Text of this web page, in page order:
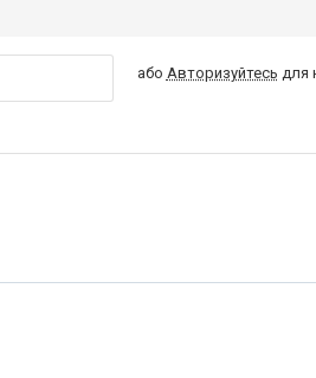
або Авторизуйтесь для